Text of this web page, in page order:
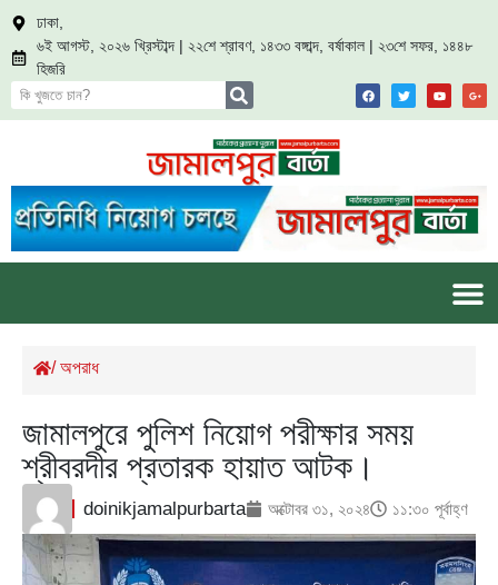
ঢাকা,
৬ই আগস্ট, ২০২৬ খ্রিস্টাব্দ | ২২শে শ্রাবণ, ১৪৩৩ বঙ্গাব্দ, বর্ষাকাল | ২৩শে সফর, ১৪৪৮
হিজরি
/অপরাধ
জামালপুরে পুলিশ নিয়োগ পরীক্ষার সময়
শ্রীবরদীর প্রতারক হায়াত আটক।
doinikjamalpurbarta অক্টোবর ৩১, ২০২৪ ১১:৩০ পূর্বাহ্ণ